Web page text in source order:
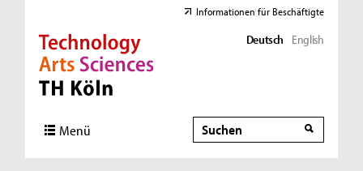
Direkt zur Hauptnavigation
Direkt zur Subnavigation
Direkt zum Inhalt
Direkt zum Fußbereich
Informationen für Beschäftigte
Deutsch English
Menü Suche
Suche